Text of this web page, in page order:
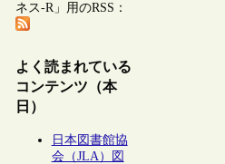
ネス-R」用のRSS：
よく読まれている
コンテンツ（本
日）
日本図書館協
会（JLA）図